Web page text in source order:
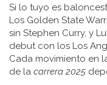
Si lo tuyo es
Los Golden State
sin Stephen Curry, y
debut con los Los
Cada movimiento en
de la carrera 2025